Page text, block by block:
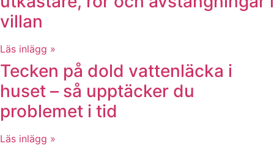
villan
Läs inlägg »
Tecken på dold vattenläcka i
huset – så upptäcker du
problemet i tid
Läs inlägg »